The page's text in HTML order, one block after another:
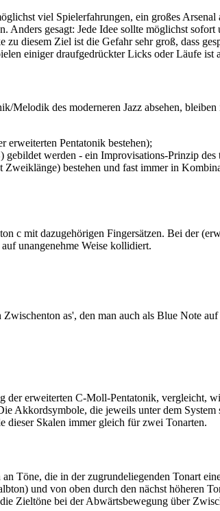
viel Spielerfahrungen, ein großes
gesagt: Jede Idee sollte möglichst
diesem Ziel ist die Gefahr sehr groß, dass
einiger draufge­drückter Licks oder Läufe
des moderneren Jazz absehen,
er­weiterten Pentatonik bestehen);
werden - ein Improvisations-Prinzip des
bestehen und fast immer in
c mit dazugehörigen Fingersätzen. Bei der
unangenehme Weise kollidiert.
as', den man auch als Blue Note
der erweiterten C-Moll-Pentatonik, vergleicht,
Akkordsymbole, die jeweils unter dem
dieser Skalen immer gleich für zwei Tonarten.
die in der zugrundeliegenden Tonart
und von oben durch den nächst höheren
Zieltöne bei der Abwärtsbewegung über